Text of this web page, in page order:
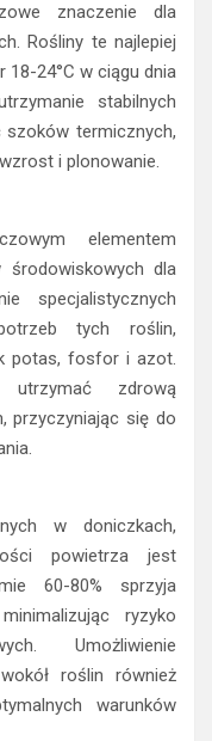
znaczenie dla
Rośliny te najlepiej
24°C w ciągu dnia
stabilnych
szoków termicznych,
i plonowanie.
elementem
środowiskowych dla
specjalistycznych
tych roślin,
potas, fosfor i azot.
utrzymać zdrową
przyczyniając się do
w doniczkach,
powietrza jest
60-80% sprzyja
ryzyko
Umożliwienie
roślin również
warunków